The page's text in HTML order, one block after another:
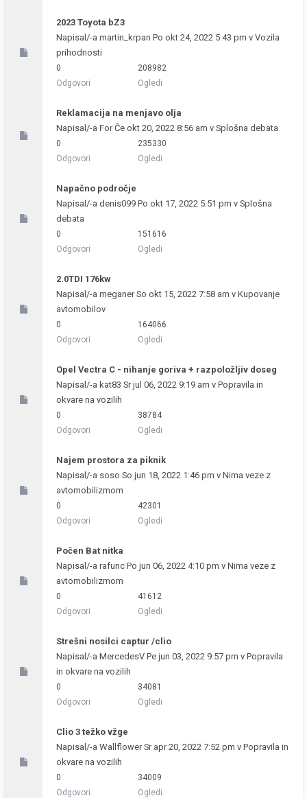
2023 Toyota bZ3
Napisal/-a martin_krpan Po okt 24, 2022 5:43 pm v Vozila
prihodnosti
0
Odgovori
208982
Ogledi
Reklamacija na menjavo olja
Napisal/-a ForČe okt 20, 2022 8:56 am v Splošna debata
0
Odgovori
235330
Ogledi
Napačno področje
Napisal/-a denis099 Po okt 17, 2022 5:51 pm v Splošna
debata
0
Odgovori
151616
Ogledi
2.0TDI 176kw
Napisal/-a meganerSo okt 15, 2022 7:58 am v Kupovanje
avtomobilov
0
Odgovori
164066
Ogledi
Opel Vectra C - nihanje goriva + razpoložljiv doseg
Napisal/-a kat83 Sr jul 06, 2022 9:19 am v Popravila in
okvare na vozilih
0
Odgovori
38784
Ogledi
Najem prostora za piknik
Napisal/-a soso So jun 18, 2022 1:46 pm v Nima veze z
avtomobilizmom
0
Odgovori
42301
Ogledi
Počen Bat nitka
Napisal/-a rafunc Po jun 06, 2022 4:10 pm v Nima veze z
avtomobilizmom
0
Odgovori
41612
Ogledi
Strešni nosilci captur /clio
Napisal/-a MercedesV Pe jun 03, 2022 9:57 pm v Popravila
in okvare na vozilih
0
Odgovori
34081
Ogledi
Clio 3 težko vžge
Napisal/-a WallflowerSr apr 20, 2022 7:52 pm v Popravila in
okvare na vozilih
0
Odgovori
34009
Ogledi